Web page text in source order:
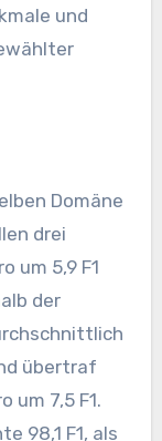
und
Domäne
drei
um 5,9 F1
der
übertraf
um 7,5 F1.
98,1 F1, als